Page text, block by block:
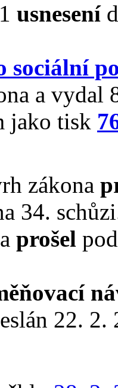
usnesení
sociální
a vydal
jako tisk
zákona
34.
prošel
22. 2.